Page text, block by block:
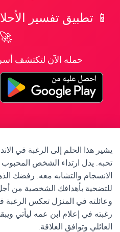
🚀
حمله الآن لتكتشف
يشير هذا الحلم إلى الرغبة في
تحبه. يدل ارتداء الشخص
الانسجام والتشابه معه. رفضك
للتضحية بأهدافك الشخصية من
وعائلته في المنزل تعكس الرغبة
رغبته في إعلام ابن عمه ليأتي
العائلي وتوافق العلاقة.